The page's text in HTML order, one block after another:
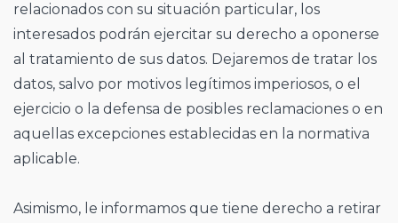
relacionados con su situación particular, los
interesados podrán ejercitar su derecho a oponerse
al tratamiento de sus datos. Dejaremos de tratar los
datos, salvo por motivos legítimos imperiosos, o el
ejercicio o la defensa de posibles reclamaciones o en
aquellas excepciones establecidas en la normativa
aplicable.
Asimismo, le informamos que tiene derecho a retirar